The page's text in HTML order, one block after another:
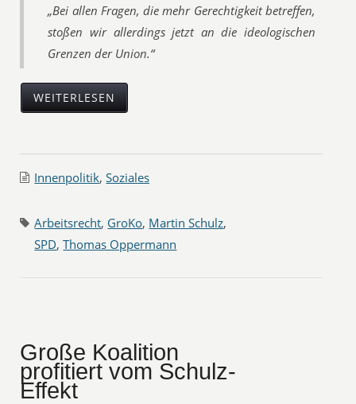
„Bei allen Fragen, die mehr Gerechtigkeit betreffen,
stoßen wir allerdings jetzt an die ideologischen
Grenzen der Union.“
WEITERLESEN
Innenpolitik,Soziales
Arbeitsrecht, GroKo, Martin Schulz,
SPD,Thomas Oppermann
Große Koalition
profitiert vom Schulz-
Effekt